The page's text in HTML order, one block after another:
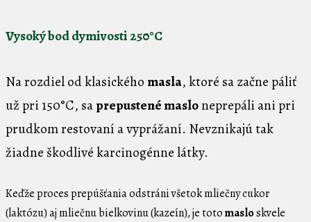
Vysoký bod dymivosti 250°C
Na rozdiel od klasickéhomasla, ktoré sa začne páliť
už pri 150°C, saprepustené masloneprepáli ani pri
prudkom restovaní a vyprážaní. Nevznikajú tak
žiadne škodlivé karcinogénne látky.
Keďže proces prepúšťania odstráni všetok mliečny cukor
(laktózu) aj mliečnu bielkovinu (kazeín), je totomasloskvele